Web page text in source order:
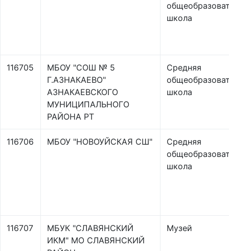
школа
116705
МБОУ "СОШ № 5
Г.АЗНАКАЕВО"
АЗНАКАЕВСКОГО
МУНИЦИПАЛЬНОГО
РАЙОНА РТ
Средняя
школа
116706 МБОУ "НОВОУЙСКАЯ СШ"
Средняя
школа
116707
МБУК "СЛАВЯНСКИЙ
ИКМ" МО СЛАВЯНСКИЙ
Музей